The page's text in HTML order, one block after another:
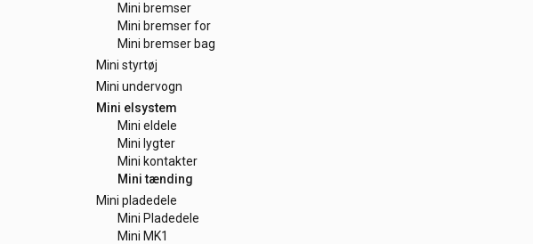
Mini bremser
Mini bremser for
Mini bremser bag
Mini styrtøj
Mini undervogn
Mini elsystem
Mini eldele
Mini lygter
Mini kontakter
Mini tænding
Mini pladedele
Mini Pladedele
Mini MK1